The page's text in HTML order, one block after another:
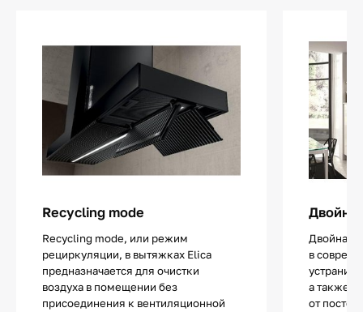
Recycling mode
Recycling mode, или режим
рециркуляции, в вытяжках Elica
предназначается для очистки
воздуха в помещении без
присоединения к вентиляционной
Двойная
в
а также
от